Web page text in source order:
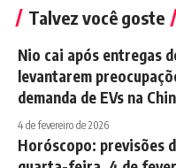
Talvez você goste
Nio cai após entregas
levantarem
demanda de EVs na
4 de fevereiro de 2026
Horóscopo: previsões